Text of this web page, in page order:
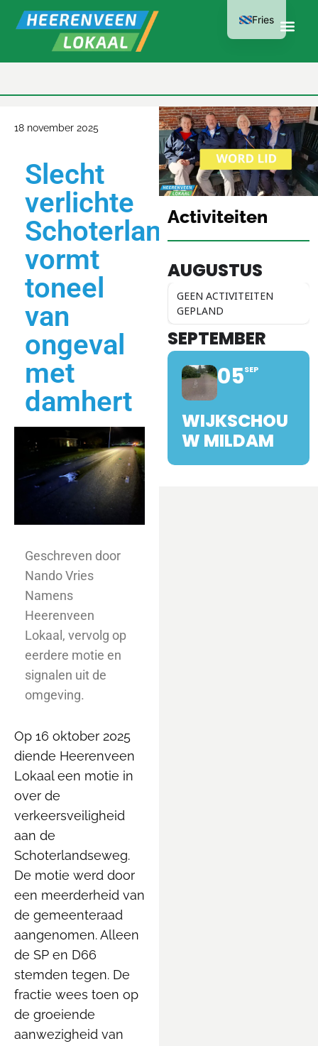
18 november 2025
Slecht
verlichte
Schoterlandseweg
vormt
toneel
van
ongeval
met
damhert
Geschreven door
Nando Vries
Namens
Heerenveen
Lokaal, vervolg op
eerdere motie en
signalen uit de
omgeving.
Op 16 oktober 2025
diende Heerenveen
Lokaal een motie in
over de
verkeersveiligheid
aan de
Schoterlandseweg.
De motie werd door
een meerderheid van
de gemeenteraad
aangenomen. Alleen
de SP en D66
stemden tegen. De
fractie wees toen op
de groeiende
aanwezigheid van
LID WORDEN
€15 PER JAAR
Activiteiten
AUGUSTUS
GEEN ACTIVITEITEN
GEPLAND
SEPTEMBER
05SEP
WIJKSCHOU
W MILDAM
Fries